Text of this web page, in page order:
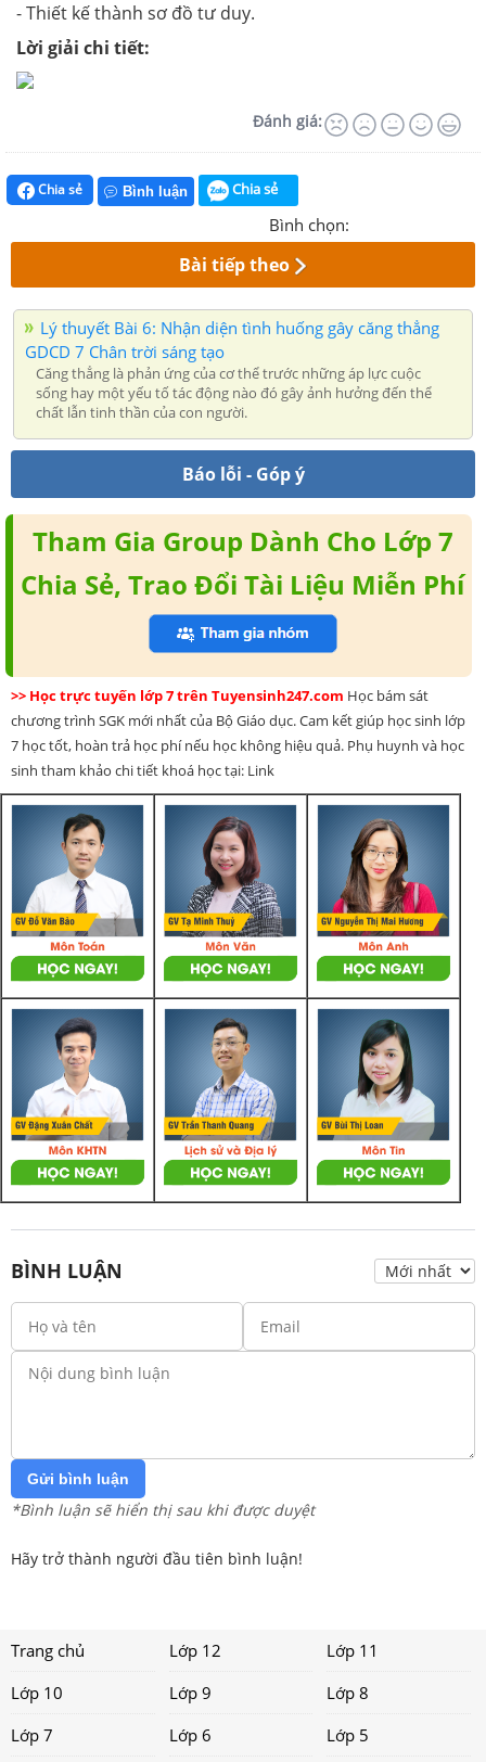
- Thiết kế thành sơ đồ tư duy.
Lời giải chi tiết:
Đánh giá:
Chia sẻ Bình luận Chia sẻ
Bình chọn:
Bài tiếp theo
Lý thuyết Bài 6: Nhận diện tình huống gây căng thẳng
GDCD 7 Chân trời sáng tạo
Căng thẳng là phản ứng của cơ thể trước những áp lực cuộc
sống hay một yếu tố tác động nào đó gây ảnh hưởng đến thể
chất lẫn tinh thần của con người.
Báo lỗi - Góp ý
Tham Gia Group Dành Cho Lớp 7
Chia Sẻ, Trao Đổi Tài Liệu Miễn Phí
>> Học trực tuyến lớp 7 trên Tuyensinh247.com Học bám sát
chương trình SGK mới nhất của Bộ Giáo dục. Cam kết giúp học sinh lớp
7 học tốt, hoàn trả học phí nếu học không hiệu quả. Phụ huynh và học
sinh tham khảo chi tiết khoá học tại: Link
BÌNH LUẬN
Gửi bình luận
*Bình luận sẽ hiển thị sau khi được duyệt
Hãy trở thành người đầu tiên bình luận!
Trang chủ Lớp 12
Lớp 11
Lớp 10
Lớp 9
Lớp 8
Lớp 7
Lớp 6 Lớp 5